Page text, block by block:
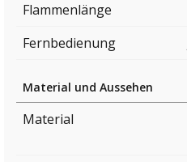
Flammenlänge
Fernbedienung
Material und Aussehen
Material